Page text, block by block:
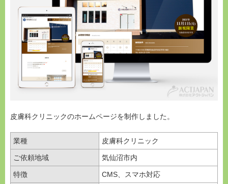
皮膚科クリニックのホームページを制作しました。
業種 皮膚科クリニック
ご依頼地域 気仙沼市内
特徴 CMS、スマホ対応